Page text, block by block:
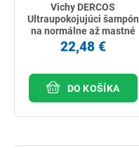
Vichy DERCOS
Ultraupokojujúci šampón
na normálne až mastné
vlasy 200 ml
22,48 €
DO KOŠÍKA